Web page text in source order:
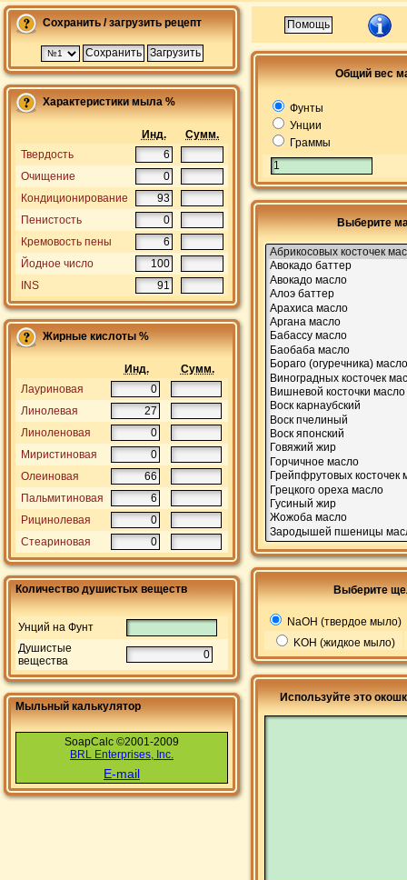
Сохранить / загрузить рецепт
Характеристики мыла %
Инд.
Сумм.
Твердость
Очищение
Кондиционирование
Пенистость
Кремовость пены
Йодное число
INS
Жирные кислоты %
Инд.
Сумм.
Лауриновая
Линолевая
Линоленовая
Миристиновая
Олеиновая
Пальмитиновая
Рицинолевая
Стеариновая
Количество душистых веществ
Унций на Фунт
Душистые
вещества
Мыльный калькулятор
SoapCalc ©2001-2009
BRL Enterprises, Inc.
E-mail
Общий вес
Фунты
Унции
Граммы
Выберите
Выберите
NaOH (твердое мыло)
KOH (жидкое мыло)
Используйте это